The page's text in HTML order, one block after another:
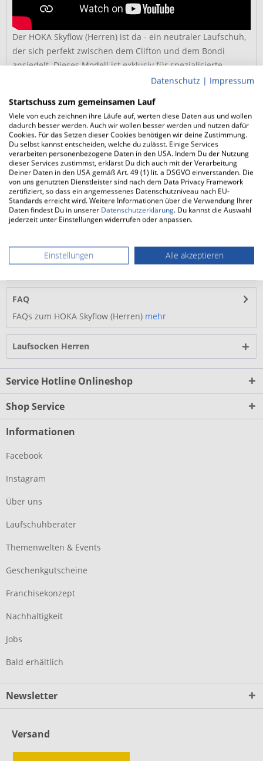
Der HOKA Skyflow (Herren) ist da - ein neutraler Laufschuh,
der sich perfekt zwischen dem Clifton und dem Bondi
ansiedelt. Dieses Modell ist exklusiv für spezialisierte
Fachhändler entwickelt worden. Der HOKA Skyflow bringt
herausragendes Laufgefühl.
Was macht den HOKA Skyflow (Herren)
besonders?
Stack Height und Dämpfung
Der HOKA Skyflow (Herren) ist mit einer beeindruckenden
Stack Height ausgestattet,...mehr
FAQ
FAQs zum HOKA Skyflow (Herren) mehr
Laufsocken Herren
Service Hotline Onlineshop
Shop Service
Informationen
Facebook
Instagram
Über uns
Laufschuhberater
Themenwelten & Events
Geschenkgutscheine
Franchisekonzept
Nachhaltigkeit
Jobs
Bald erhältlich
Newsletter
Versand
Datenschutz | Impressum
Startschuss zum gemeinsamen Lauf
Viele von euch zeichnen ihre Läufe auf, werten diese Daten aus und wollen
dadurch besser werden. Auch wir wollen besser werden und nutzen dafür
Cookies. Für das Setzen dieser Cookies benötigen wir deine Zustimmung.
Du selbst kannst entscheiden, welche du zulässt. Einige Services
verarbeiten personenbezogene Daten in den USA. Indem Du der Nutzung
dieser Services zustimmst, erklärst Du dich auch mit der Verarbeitung
Deiner Daten in den USA gemäß Art. 49 (1) lit. a DSGVO einverstanden. Die
von uns genutzten Dienstleister sind nach dem Data Privacy Framework
zertifiziert, so dass ein angemessenes Datenschutzniveau nach EU-
Standards erreicht wird. Weitere Informationen über die Verwendung Ihrer
Daten findest Du in unserer Datenschutzerklärung. Du kannst die Auswahl
jederzeit unter Einstellungen widerrufen oder anpassen.
Einstellungen Alle akzeptieren